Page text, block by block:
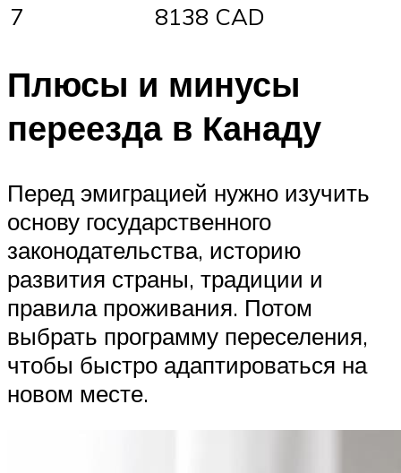
7
8138 CAD
Плюсы и минусы
переезда в Канаду
Перед эмиграцией нужно изучить
основу государственного
законодательства, историю
развития страны, традиции и
правила проживания. Потом
выбрать программу переселения,
чтобы быстро адаптироваться на
новом месте.